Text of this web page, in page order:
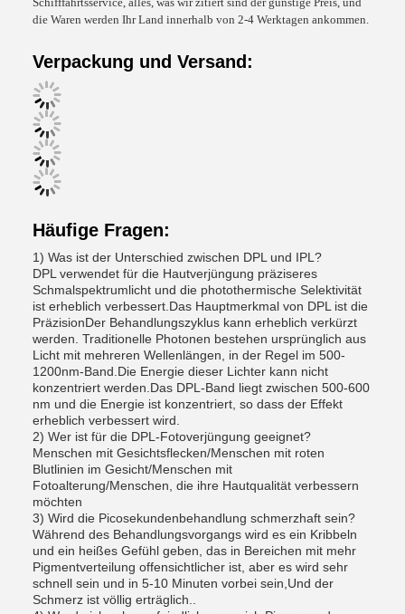
die Waren werden Ihr Land innerhalb von 2-4 Werktagen ankommen.
Verpackung und Versand:
Häufige Fragen:
1) Was ist der Unterschied zwischen DPL und IPL?
DPL verwendet für die Hautverjüngung präziseres
Schmalspektrumlicht und die photothermische Selektivität
ist erheblich verbessert.Das Hauptmerkmal von DPL ist die
PräzisionDer Behandlungszyklus kann erheblich verkürzt
werden. Traditionelle Photonen bestehen ursprünglich aus
Licht mit mehreren Wellenlängen, in der Regel im 500-
1200nm-Band.Die Energie dieser Lichter kann nicht
konzentriert werden.Das DPL-Band liegt zwischen 500-600
nm und die Energie ist konzentriert, so dass der Effekt
erheblich verbessert wird.
2) Wer ist für die DPL-Fotoverjüngung geeignet?
Menschen mit Gesichtsflecken/Menschen mit roten
Blutlinien im Gesicht/Menschen mit
Fotoalterung/Menschen, die ihre Hautqualität verbessern
möchten
3) Wird die Picosekundenbehandlung schmerzhaft sein?
Während des Behandlungsvorgangs wird es ein Kribbeln
und ein heißes Gefühl geben, das in Bereichen mit mehr
Pigmentverteilung offensichtlicher ist, aber es wird sehr
schnell sein und in 5-10 Minuten vorbei sein,Und der
Schmerz ist völlig erträglich..